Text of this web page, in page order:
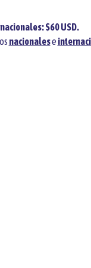
$60 USD.
nacionalese